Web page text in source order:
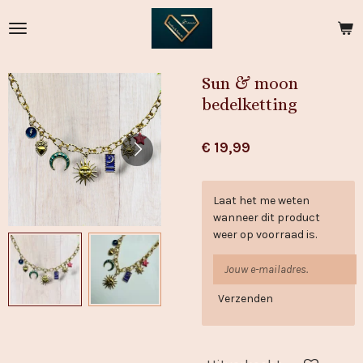
direct
hoofdinhoud
Sun & moon
bedelketting
€ 19,99
Laat het me weten
wanneer dit product
weer op voorraad is.
Verzenden